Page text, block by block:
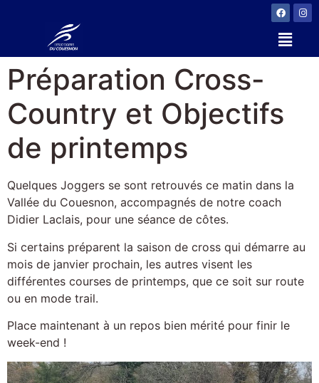
Préparation Cross-
Country et Objectifs
de printemps
Quelques Joggers se sont retrouvés ce matin dans la
Vallée du Couesnon, accompagnés de notre coach
Didier Laclais, pour une séance de côtes.
Si certains préparent la saison de cross qui démarre au
mois de janvier prochain, les autres visent les
différentes courses de printemps, que ce soit sur route
ou en mode trail.
Place maintenant à un repos bien mérité pour finir le
week-end !